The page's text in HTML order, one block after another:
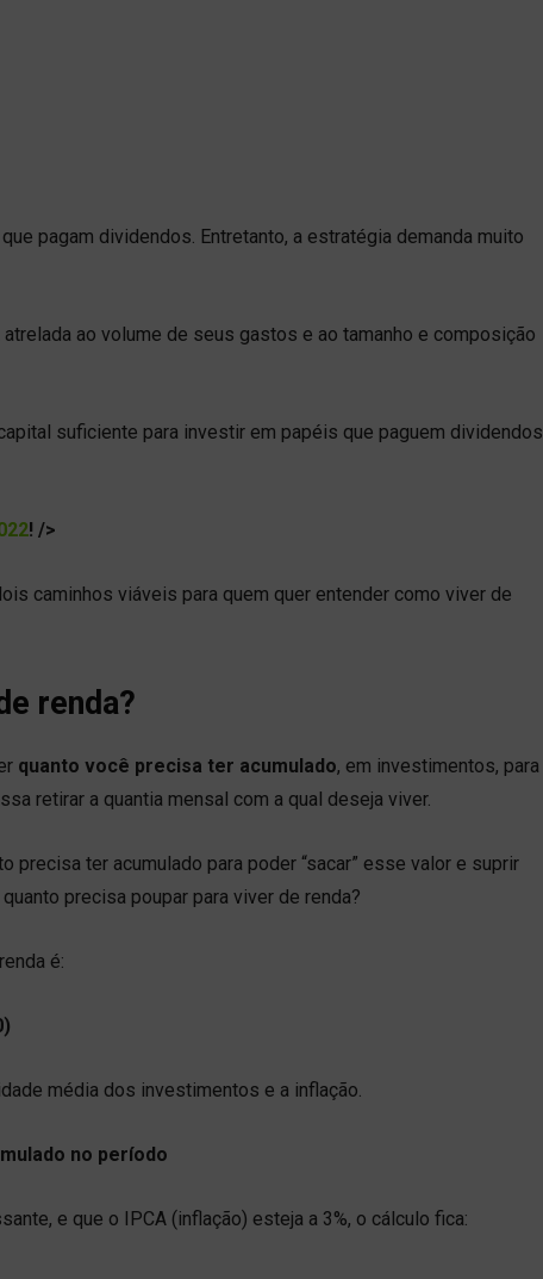
pagam dividendos. Entretanto, a estratégia demanda muito
ao volume de seus gastos e ao tamanho e composição
suficiente para investir em papéis que paguem dividendos
! />
caminhos viáveis para quem quer entender como viver de
renda?
quanto você precisa ter acumulado, em investimentos, para
retirar a quantia mensal com a qual deseja viver.
precisa ter acumulado para poder “sacar” esse valor e suprir
precisa poupar para viver de renda?
é:
média dos investimentos e a inflação.
no período
e que o IPCA (inflação) esteja a 3%, o cálculo fica: